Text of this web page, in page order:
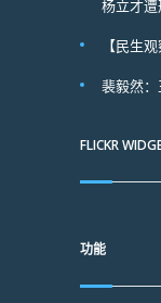
杨立才
【民生
裴毅然
FLICKR
功能